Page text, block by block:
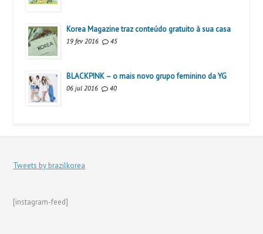
Korea Magazine traz conteúdo gratuito à sua casa
19 fev 2016 45
BLACKPINK – o mais novo grupo feminino da YG
06 jul 2016 40
Tweets by brazilkorea
[instagram-feed]